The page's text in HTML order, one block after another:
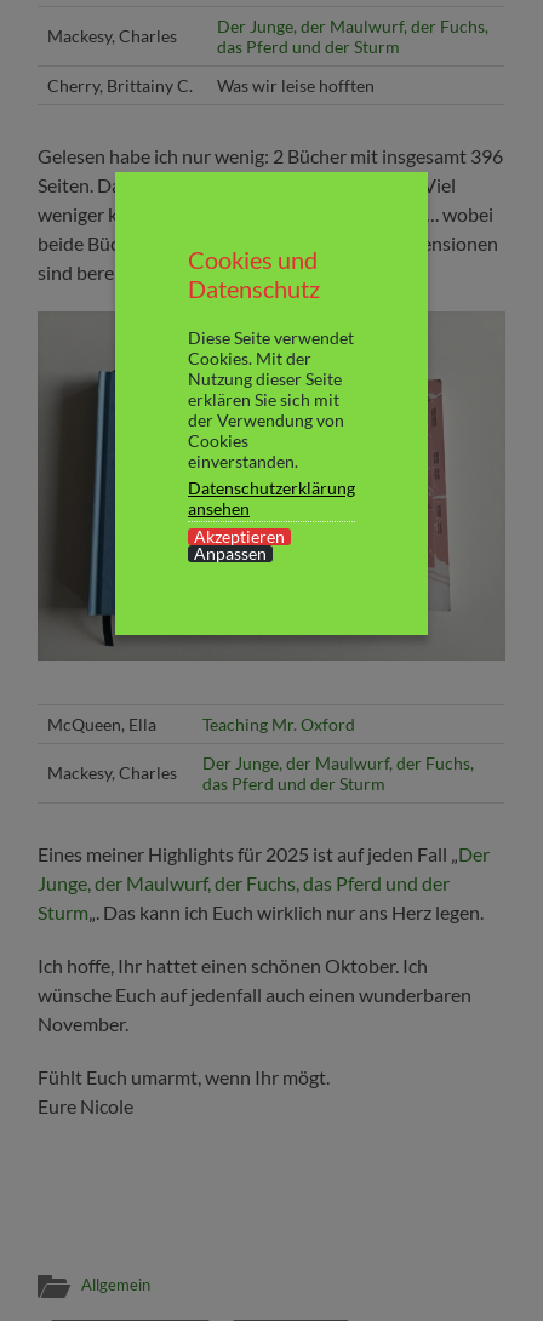
Mackesy, Charles
Der Junge, der Maulwurf, der Fuchs,
das Pferd und der Sturm
Cherry, Brittainy C.
Was wir leise hofften
Gelesen habe ich nur wenig: 2 Bücher mit insgesamt 396
Seiten. Das niedrigste Ergebnis bisher in 2025. Viel
weniger kann es dann auch nicht mehr werden…. wobei
beide Bücher absolut großartig waren. Die Rezensionen
sind bereits online.
McQueen, Ella Teaching Mr. Oxford
Mackesy, Charles
Der Junge, der Maulwurf, der Fuchs,
das Pferd und der Sturm
Eines meiner Highlights für 2025 ist auf jeden Fall „Der
Junge, der Maulwurf, der Fuchs, das Pferd und der
Sturm„. Das kann ich Euch wirklich nur ans Herz legen.
Ich hoffe, Ihr hattet einen schönen Oktober. Ich
wünsche Euch auf jedenfall auch einen wunderbaren
November.
Fühlt Euch umarmt, wenn Ihr mögt.
Eure Nicole
Allgemein
Cookies und
Datenschutz
Diese Seite verwendet
Cookies. Mit der
Nutzung dieser Seite
erklären Sie sich mit
der Verwendung von
Cookies
einverstanden.
Datenschutzerklärung
ansehen
Akzeptieren
Anpassen